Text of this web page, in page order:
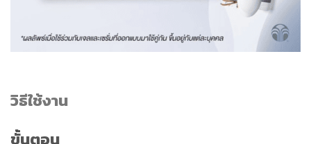
วิธีใช้งาน
ขั้นตอน